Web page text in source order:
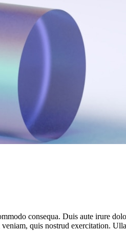
consequa. Duis aute irure
quis nostrud exercitation.